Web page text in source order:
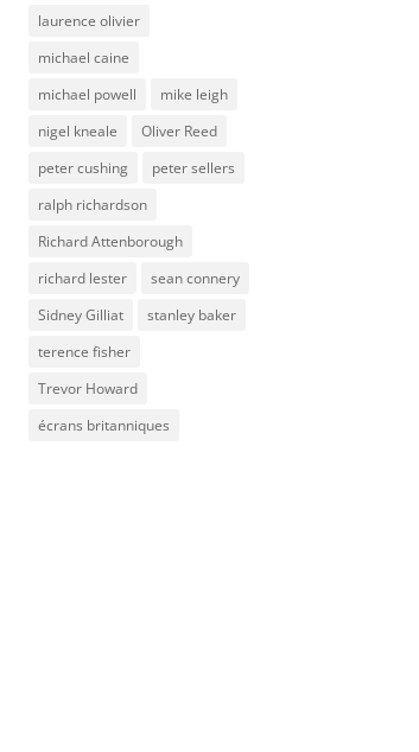
laurence olivier
michael caine
michael powell
mike leigh
nigel kneale
Oliver Reed
peter cushing
peter sellers
ralph richardson
Richard Attenborough
richard lester
sean connery
Sidney Gilliat
stanley baker
terence fisher
Trevor Howard
écrans britanniques